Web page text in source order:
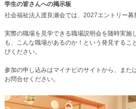
学生の皆さんへの掲示板
社会福祉法人渡良瀬会では、2027エントリー
実際の職場を見学できる職場説明会を随時実
も、こんな職場があるのか！という発見する
びください。
参加の申し込みはマイナビのサイトから、ま
お問合せください。